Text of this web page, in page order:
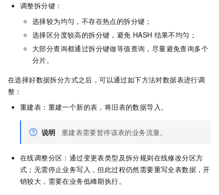
调整拆分键：
选择较为均匀，不存在热点的拆分键；
选择区分度较高的拆分键，避免 HASH 结果不均匀；
大部分查询都通过拆分键做等值查询，尽量避免查询多个
分片。
在选择好数据拆分方式之后，可以通过如下方法对数据表进行调
整：
重建表：重建一个新的表，将旧表的数据导入。
说明 重建表需要暂停该表的业务流量。
在线调整分区：通过变更表类型及拆分规则在线修改分区方
式；无需停止业务写入，但此过程仍然需要重写全表数据，开
销较大，需要在业务低峰期执行。